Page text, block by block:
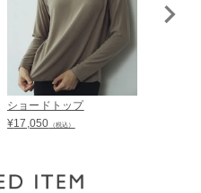
ショードトップ
¥17,050 （税込）